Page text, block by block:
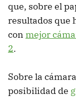
que, sobre el
resultados que
con mejor
2.
Sobre la
posibilidad de